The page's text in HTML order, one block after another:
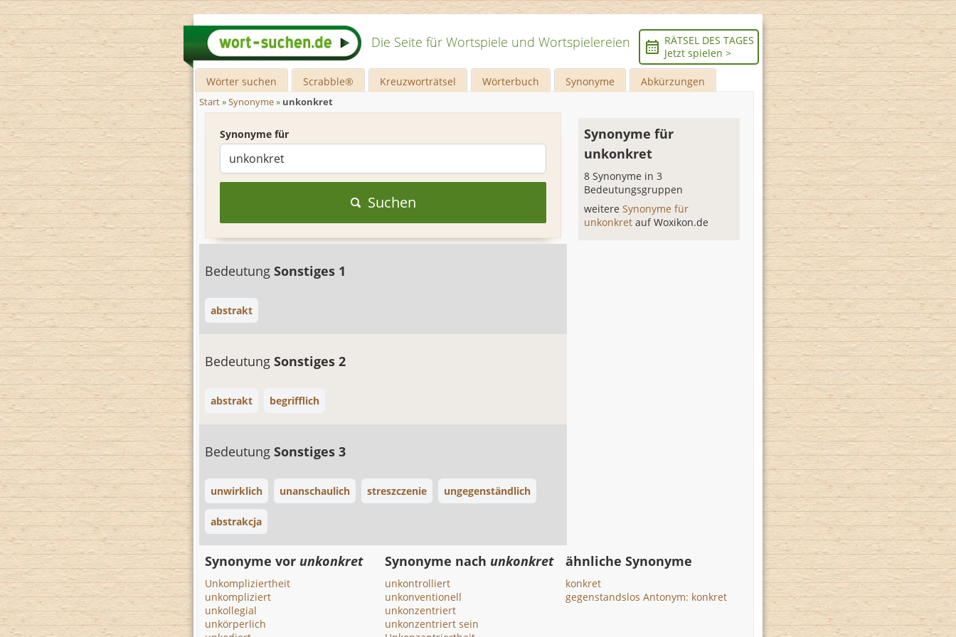
Die Seite für Wortspiele und Wortspielereien
RÄTSEL DES TAGES
Jetzt spielen >
Wörter suchen Scrabble® Kreuzworträtsel Wörterbuch Synonyme Abkürzungen
Start»Synonyme» unkonkret
Synonyme für
Suchen
Bedeutung Sonstiges 1
abstrakt
Bedeutung Sonstiges 2
abstrakt begrifflich
Bedeutung Sonstiges 3
unwirklich unanschaulich streszczenie ungegenständlich
abstrakcja
Synonyme für
unkonkret
8 Synonyme in 3
Bedeutungsgruppen
weitereSynonyme für
unkonkretauf Woxikon.de
Synonyme vor unkonkret
Unkompliziertheit
unkompliziert
unkollegial
unkörperlich
Synonyme nach unkonkret
unkontrolliert
unkonventionell
unkonzentriert
unkonzentriert sein
ähnliche Synonyme
konkret
gegenstandslos Antonym: konkret